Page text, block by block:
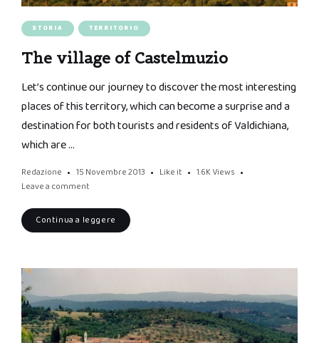
STORIA TERRITORIO
The village of Castelmuzio
Let’s continue our journey to discover the most interesting
places of this territory, which can become a surprise and a
destination for both tourists and residents of Valdichiana,
which are …
Redazione 15 Novembre 2013 Like it 1.6K Views
Leave a comment
Continua a leggere